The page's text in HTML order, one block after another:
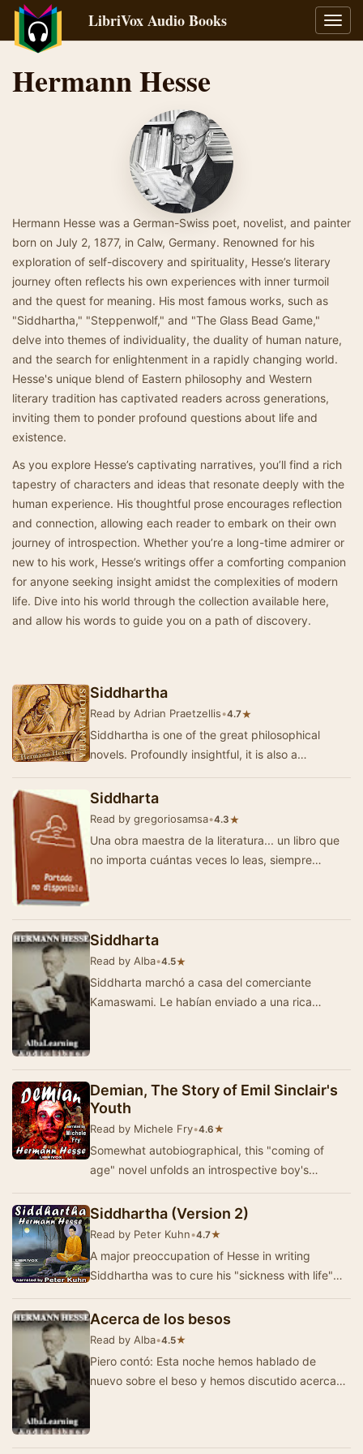
LibriVox Audio Books
Hermann Hesse
Hermann Hesse was a German-Swiss poet, novelist, and painter
born on July 2, 1877, in Calw, Germany. Renowned for his
exploration of self-discovery and spirituality, Hesse’s literary
journey often reflects his own experiences with inner turmoil
and the quest for meaning. His most famous works, such as
"Siddhartha," "Steppenwolf," and "The Glass Bead Game,"
delve into themes of individuality, the duality of human nature,
and the search for enlightenment in a rapidly changing world.
Hesse's unique blend of Eastern philosophy and Western
literary tradition has captivated readers across generations,
inviting them to ponder profound questions about life and
existence.
As you explore Hesse’s captivating narratives, you’ll find a rich
tapestry of characters and ideas that resonate deeply with the
human experience. His thoughtful prose encourages reflection
and connection, allowing each reader to embark on their own
journey of introspection. Whether you’re a long-time admirer or
new to his work, Hesse’s writings offer a comforting companion
for anyone seeking insight amidst the complexities of modern
life. Dive into his world through the collection available here,
and allow his words to guide you on a path of discovery.
Siddhartha
Read by Adrian Praetzellis•4.7★
Siddhartha is one of the great philosophical
novels. Profoundly insightful, it is also a
Siddhartha…
Siddharta
Read by gregoriosamsa•4.3★
Una obra maestra de la literatura... un libro que
no importa cuántas veces lo leas, siempre
Siddharta
Read by Alba•4.5★
Siddharta marchó a casa del comerciante
Kamaswami. Le habían enviado a una rica
Demian, The Story of Emil Sinclair's
Youth
Read by Michele Fry•4.6★
Somewhat autobiographical, this "coming of
age" novel unfolds an introspective boy's
Siddhartha (Version 2)
Read by Peter Kuhn•4.7★
A major preoccupation of Hesse in writing
Siddhartha was to cure his "sickness with life"
Acerca de los besos
Read by Alba•4.5★
Piero contó: Esta noche hemos hablado de
nuevo sobre el beso y hemos discutido acerca